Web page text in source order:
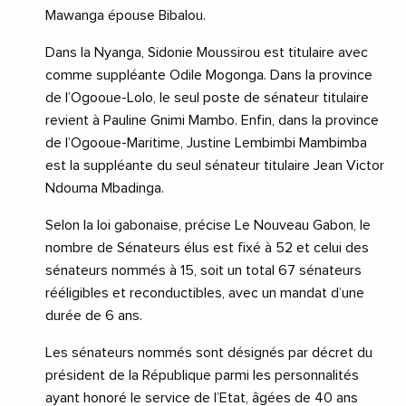
Mawanga épouse Bibalou.
Dans la Nyanga, Sidonie Moussirou est titulaire avec
comme suppléante Odile Mogonga. Dans la province
de l’Ogooue-Lolo, le seul poste de sénateur titulaire
revient à Pauline Gnimi Mambo. Enfin, dans la province
de l’Ogooue-Maritime, Justine Lembimbi Mambimba
est la suppléante du seul sénateur titulaire Jean Victor
Ndouma Mbadinga.
Selon la loi gabonaise, précise Le Nouveau Gabon, le
nombre de Sénateurs élus est fixé à 52 et celui des
sénateurs nommés à 15, soit un total 67 sénateurs
rééligibles et reconductibles, avec un mandat d’une
durée de 6 ans.
Les sénateurs nommés sont désignés par décret du
président de la République parmi les personnalités
ayant honoré le service de l’Etat, âgées de 40 ans